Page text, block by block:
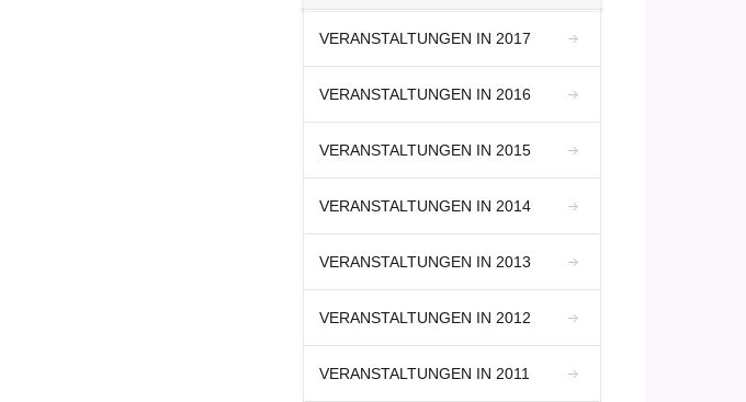
VERANSTALTUNGEN IN 2017
VERANSTALTUNGEN IN 2016
VERANSTALTUNGEN IN 2015
VERANSTALTUNGEN IN 2014
VERANSTALTUNGEN IN 2013
VERANSTALTUNGEN IN 2012
VERANSTALTUNGEN IN 2011